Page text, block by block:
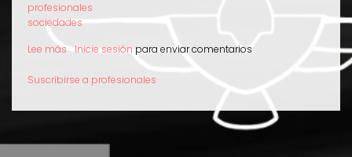
profesionales
sociedades
Lee más sobre
nosotros
Inicie sesión para enviar comentarios
Suscribirse a profesionales